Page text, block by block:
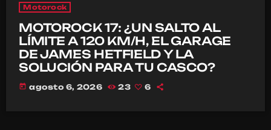
Motorock
MOTOROCK 17: ¿UN SALTO AL
LÍMITE A 120 KM/H, EL GARAGE
DE JAMES HETFIELD Y LA
SOLUCIÓN PARA TU CASCO?
today agosto 6, 2026 23 6